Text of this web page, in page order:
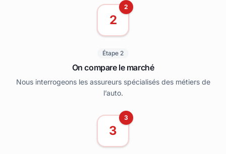
2
2
Étape 2
On compare le marché
Nous interrogeons les assureurs spécialisés des métiers de
l’auto.
3
3